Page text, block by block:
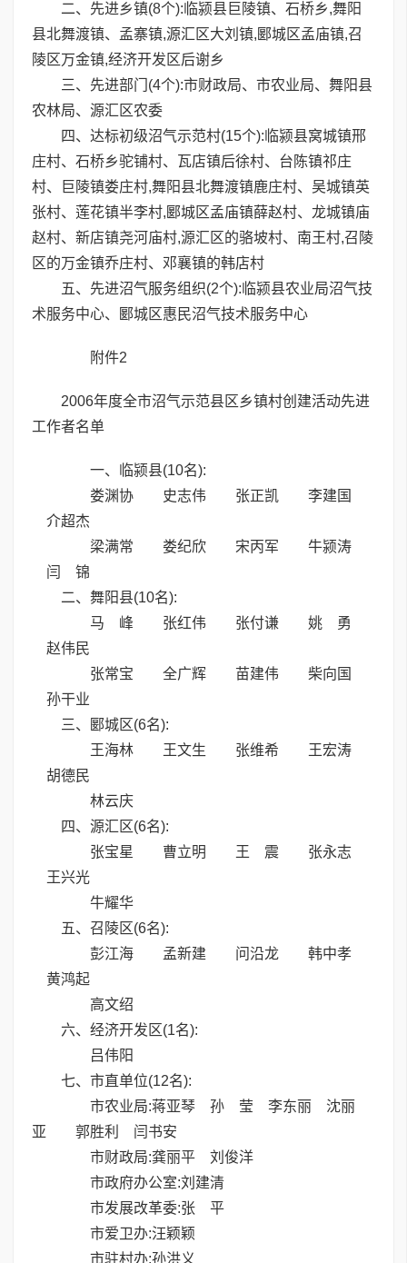
二、先进乡镇(8个):临颍县巨陵镇、石桥乡,舞阳
县北舞渡镇、孟寨镇,源汇区大刘镇,郾城区孟庙镇,召
陵区万金镇,经济开发区后谢乡
三、先进部门(4个):市财政局、市农业局、舞阳县
农林局、源汇区农委
四、达标初级沼气示范村(15个):临颍县窝城镇邢
庄村、石桥乡驼铺村、瓦店镇后徐村、台陈镇祁庄
村、巨陵镇娄庄村,舞阳县北舞渡镇鹿庄村、吴城镇英
张村、莲花镇半李村,郾城区孟庙镇薛赵村、龙城镇庙
赵村、新店镇尧河庙村,源汇区的骆坡村、南王村,召陵
区的万金镇乔庄村、邓襄镇的韩店村
五、先进沼气服务组织(2个):临颍县农业局沼气技
术服务中心、郾城区惠民沼气技术服务中心
附件2
2006年度全市沼气示范县区乡镇村创建活动先进
工作者名单
一、临颍县(10名):
娄渊协 史志伟 张正凯 李建国
介超杰
梁满常 娄纪欣 宋丙军 牛颍涛
闫 锦
二、舞阳县(10名):
马 峰 张红伟 张付谦 姚 勇
赵伟民
张常宝 全广辉 苗建伟 柴向国
孙干业
三、郾城区(6名):
王海林 王文生 张维希 王宏涛
胡德民
林云庆
四、源汇区(6名):
张宝星 曹立明 王 震 张永志
王兴光
牛耀华
五、召陵区(6名):
彭江海 孟新建 问沿龙 韩中孝
黄鸿起
高文绍
六、经济开发区(1名):
吕伟阳
七、市直单位(12名):
市农业局:蒋亚琴 孙 莹 李东丽 沈丽
亚 郭胜利 闫书安
市财政局:龚丽平 刘俊洋
市政府办公室:刘建清
市发展改革委:张 平
市爱卫办:汪颖颖
市驻村办:孙洪义